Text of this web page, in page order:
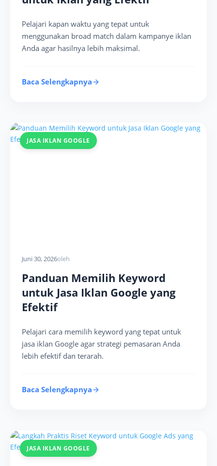
Pelajari kapan waktu yang tepat untuk
menggunakan broad match dalam kampanye iklan
Anda agar hasilnya lebih maksimal.
Baca Selengkapnya
JASA IKLAN GOOGLE
Juni 30, 2026oleh
Panduan Memilih Keyword
untuk Jasa Iklan Google yang
Efektif
Pelajari cara memilih keyword yang tepat untuk
jasa iklan Google agar strategi pemasaran Anda
lebih efektif dan terarah.
Baca Selengkapnya
JASA IKLAN GOOGLE